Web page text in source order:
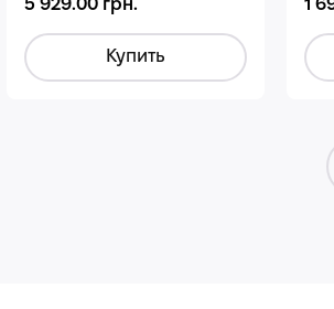
5 929.00 грн.
Купить
1